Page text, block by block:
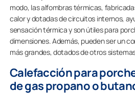
modo, las alfombras térmicas,
calor y dotadas de circuitos internos,
sensación térmica y son útiles para
dimensiones. Además, pueden ser un
más grandes, dotados de otros
Calefacción para
de gas propano o